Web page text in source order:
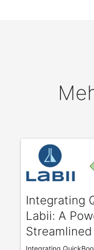
Integrating
Labii: A